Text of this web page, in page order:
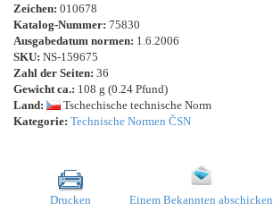
Zeichen: 010678
Katalog-Nummer: 75830
Ausgabedatum normen: 1.6.2006
SKU: NS-159675
Zahl der Seiten: 36
Gewicht ca.: 108 g (0.24 Pfund)
Land:
Tschechische technische Norm
Kategorie: Technische Normen ČSN
Drucken Einem Bekannten abschicken